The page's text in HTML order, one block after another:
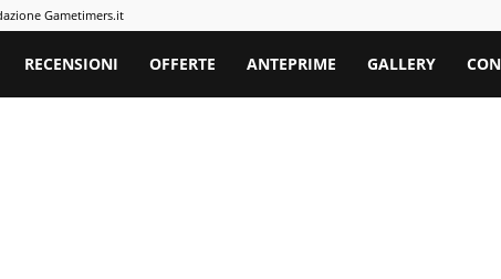
Gametimers.it
RECENSIONI OFFERTE ANTEPRIME GALLERY